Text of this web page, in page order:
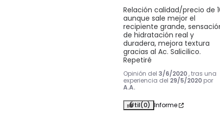
Relación calidad/precio de
aunque sale mejor el
recipiente grande,
de hidratación real y
duradera, mejora textura
gracias al Ac. Salicilico.
Repetiré
Opinión del 3/6/2020 , tras una
experiencia del 29/5/2020 por
A.A.
Útil(0) Informe